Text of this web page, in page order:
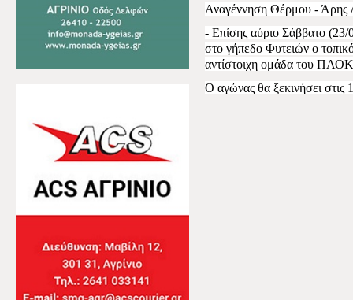
Αναγέννηση Θέρμου - Άρης
- Επίσης αύριο Σάββατο
στο γήπεδο Φυτειών ο
αντίστοιχη ομάδα του
Ο αγώνας θα ξεκινήσει στις